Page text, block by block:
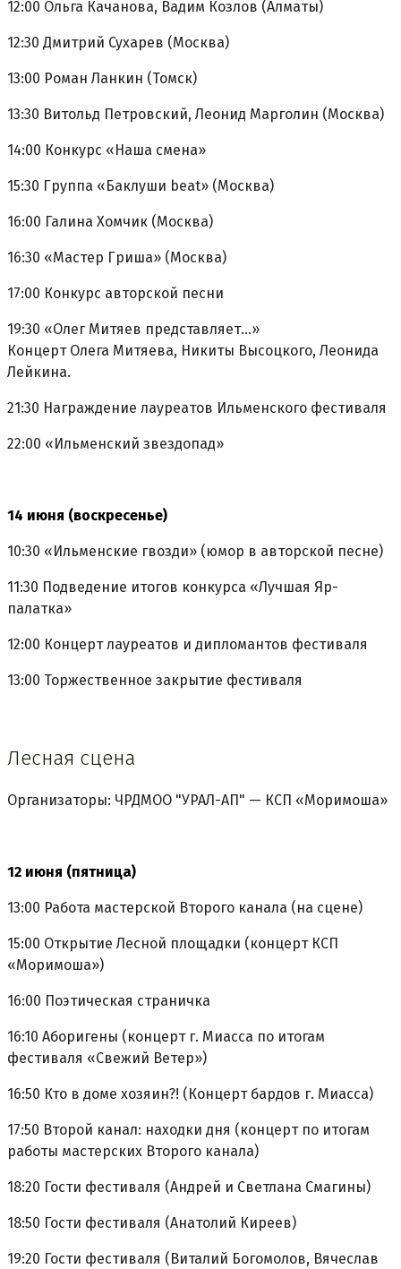
12:00 Ольга Качанова, Вадим Козлов (Алматы)
12:30 Дмитрий Сухарев (Москва)
13:00 Роман Ланкин (Томск)
13:30 Витольд Петровский, Леонид Марголин (Москва)
14:00 Конкурс «Наша смена»
15:30 Группа «Баклуши beat» (Москва)
16:00 Галина Хомчик (Москва)
16:30 «Мастер Гриша» (Москва)
17:00 Конкурс авторской песни
19:30 «Олег Митяев представляет...»
Концерт Олега Митяева, Никиты Высоцкого, Леонида
Лейкина.
21:30 Награждение лауреатов Ильменского фестиваля
22:00 «Ильменский звездопад»
14 июня (воскресенье)
10:30 «Ильменские гвозди» (юмор в авторской песне)
11:30 Подведение итогов конкурса «Лучшая Яр-
палатка»
12:00 Концерт лауреатов и дипломантов фестиваля
13:00 Торжественное закрытие фестиваля
Лесная сцена
Организаторы: ЧРДМОО "УРАЛ-АП" — КСП «Моримоша»
12 июня (пятница)
13:00 Работа мастерской Второго канала (на сцене)
15:00 Открытие Лесной площадки (концерт КСП
«Моримоша»)
16:00 Поэтическая страничка
16:10 Аборигены (концерт г. Миасса по итогам
фестиваля «Свежий Ветер»)
16:50 Кто в доме хозяин?! (Концерт бардов г. Миасса)
17:50 Второй канал: находки дня (концерт по итогам
работы мастерских Второго канала)
18:20 Гости фестиваля (Андрей и Светлана Смагины)
18:50 Гости фестиваля (Анатолий Киреев)
19:20 Гости фестиваля (Виталий Богомолов, Вячеслав